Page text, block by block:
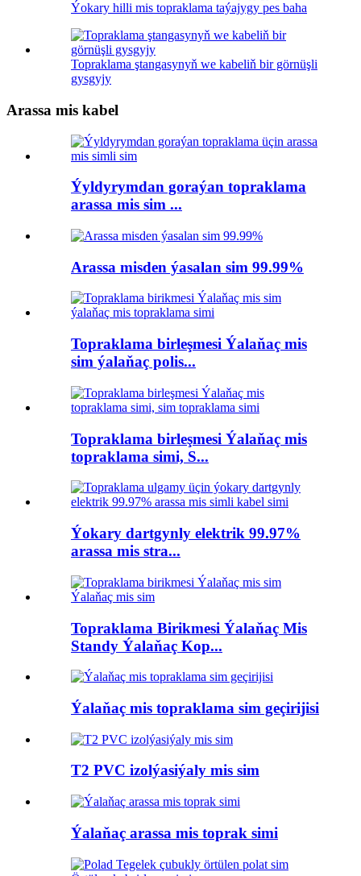
Ýokary hilli mis topraklama taýajygy pes baha
Topraklama ştangasynyň we kabeliň bir görnüşli
gysgyjy
Arassa mis kabel
Ýyldyrymdan goraýan topraklama
arassa mis sim ...
Arassa misden ýasalan sim 99.99%
Topraklama birleşmesi Ýalaňaç mis
sim ýalaňaç polis...
Topraklama birleşmesi Ýalaňaç mis
topraklama simi, S...
Ýokary dartgynly elektrik 99.97%
arassa mis stra...
Topraklama Birikmesi Ýalaňaç Mis
Standy Ýalaňaç Kop...
Ýalaňaç mis topraklama sim geçirijisi
T2 PVC izolýasiýaly mis sim
Ýalaňaç arassa mis toprak simi